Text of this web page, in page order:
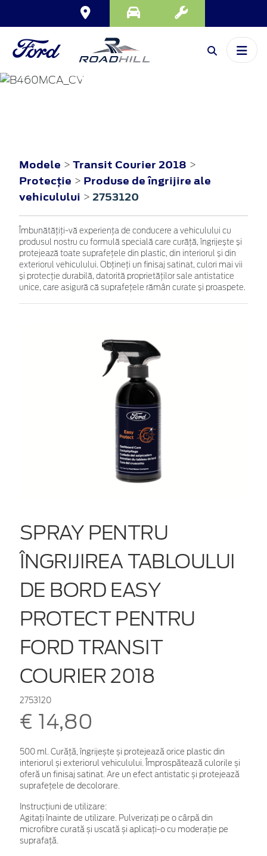
TRANSIT COURIER
Modele > Transit Courier 2018 >
Protecţie > Produse de îngrijire ale
vehiculului > 2753120
Îmbunătățiți-vă experiența de conducere a vehiculului cu
produsul nostru cu formulă specială care curăță, îngrijește și
protejează toate suprafețele din plastic, din interiorul și din
exteriorul vehiculului. Obțineți un finisaj satinat, culori mai vii
și protecție durabilă, datorită proprietăților sale antistatice
unice, care asigură că suprafețele rămân curate și proaspete.
SPRAY PENTRU
ÎNGRIJIREA TABLOULUI
DE BORD EASY
PROTECT PENTRU
FORD TRANSIT
COURIER 2018
2753120
€ 14,80
500 ml. Curăță, îngrijește și protejează orice plastic din
interiorul și exteriorul vehiculului. Împrospătează culorile și
oferă un finisaj satinat. Are un efect antistatic și protejează
suprafețele de decolorare.
Instrucțiuni de utilizare:
Agitați înainte de utilizare. Pulverizați pe o cârpă din
microfibre curată și uscată și aplicați-o cu moderație pe
suprafață.